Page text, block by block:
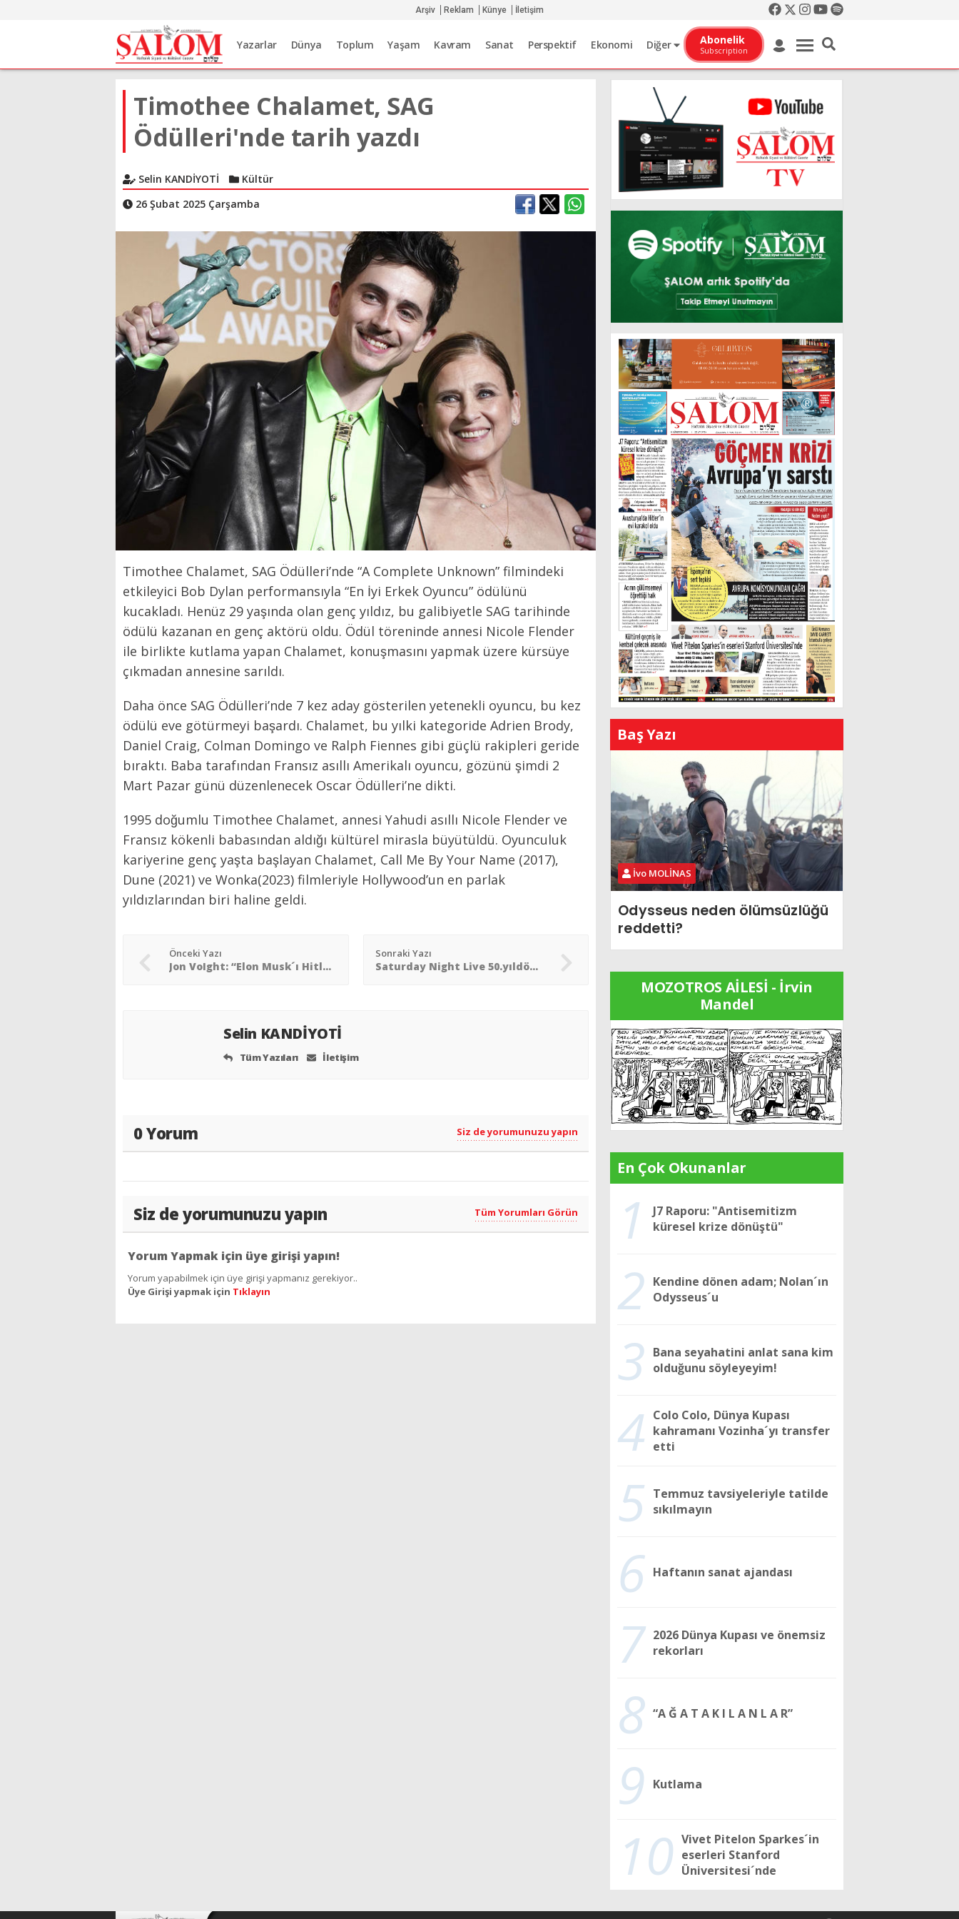
Arşiv Reklam Künye İletişim
Yazarlar Dünya Toplum Yaşam Kavram Sanat Perspektif Ekonomi Diğer Abonelik
Subscription
Timothee Chalamet, SAG
Ödülleri'nde tarih yazdı
Selin KANDİYOTİ
Kültür
26 Şubat 2025 Çarşamba
Timothee Chalamet, SAG Ödülleri’nde “A Complete Unknown” filmindeki
etkileyici Bob Dylan performansıyla “En İyi Erkek Oyuncu” ödülünü
kucakladı. Henüz 29 yaşında olan genç yıldız, bu galibiyetle SAG tarihinde
ödülü kazanan en genç aktörü oldu. Ödül töreninde annesi Nicole Flender
ile birlikte kutlama yapan Chalamet, konuşmasını yapmak üzere kürsüye
çıkmadan annesine sarıldı.
Daha önce SAG Ödülleri’nde 7 kez aday gösterilen yetenekli oyuncu, bu kez
ödülü eve götürmeyi başardı. Chalamet, bu yılki kategoride Adrien Brody,
Daniel Craig, Colman Domingo ve Ralph Fiennes gibi güçlü rakipleri geride
bıraktı. Baba tarafından Fransız asıllı Amerikalı oyuncu, gözünü şimdi 2
Mart Pazar günü düzenlenecek Oscar Ödülleri’ne dikti.
1995 doğumlu Timothee Chalamet, annesi Yahudi asıllı Nicole Flender ve
Fransız kökenli babasından aldığı kültürel mirasla büyütüldü. Oyunculuk
kariyerine genç yaşta başlayan Chalamet, Call Me By Your Name (2017),
Dune (2021) ve Wonka(2023) filmleriyle Hollywood’un en parlak
yıldızlarından biri haline geldi.
Önceki Yazı
Jon VoIght: “Elon Musk´ı Hitler´le kıyaslamak tehlikeli”
Sonraki Yazı
Saturday Night Live 50.yıldönümünde Adam Sandler´dan Kanye West´e gönderme
Selin KANDİYOTİ
Tüm Yazıları İletişim
0 Yorum Siz de yorumunuzu yapın
Siz de yorumunuzu yapın Tüm Yorumları Görün
Yorum Yapmak için üye girişi yapın!
Yorum yapabilmek için üye girişi yapmanız gerekiyor..
Üye Girişi yapmak için Tıklayın
Baş Yazı
İvo MOLİNAS
Odysseus neden ölümsüzlüğü
reddetti?
MOZOTROS AİLESİ - İrvin
Mandel
En Çok Okunanlar
1
J7 Raporu: "Antisemitizm
küresel krize dönüştü"
2 Kendine dönen adam; Nolan´ın
Odysseus´u
3 Bana seyahatini anlat sana kim
olduğunu söyleyeyim!
4 Colo Colo, Dünya Kupası
kahramanı Vozinha´yı transfer
etti
5 Temmuz tavsiyeleriyle tatilde
sıkılmayın
6 Haftanın sanat ajandası
7 2026 Dünya Kupası ve önemsiz
rekorları
8 “A Ğ A T A K I L A N L A R”
9 Kutlama
10 Vivet Pitelon Sparkes´in
eserleri Stanford
Üniversitesi´nde